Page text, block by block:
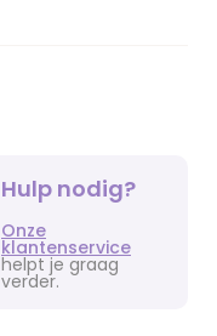
Hulp nodig?
Onze
klantenservice
helpt je graag
verder.